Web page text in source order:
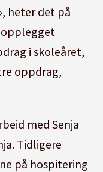
heter det på
opplegget
i skoleåret,
oppdrag,
med Senja
Tidligere
på hospitering